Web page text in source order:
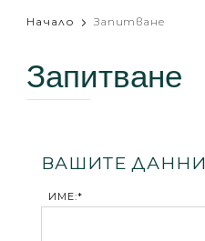
Начало Запитване
Запитване
ВАШИТЕ ДАННИ
ИМЕ:*